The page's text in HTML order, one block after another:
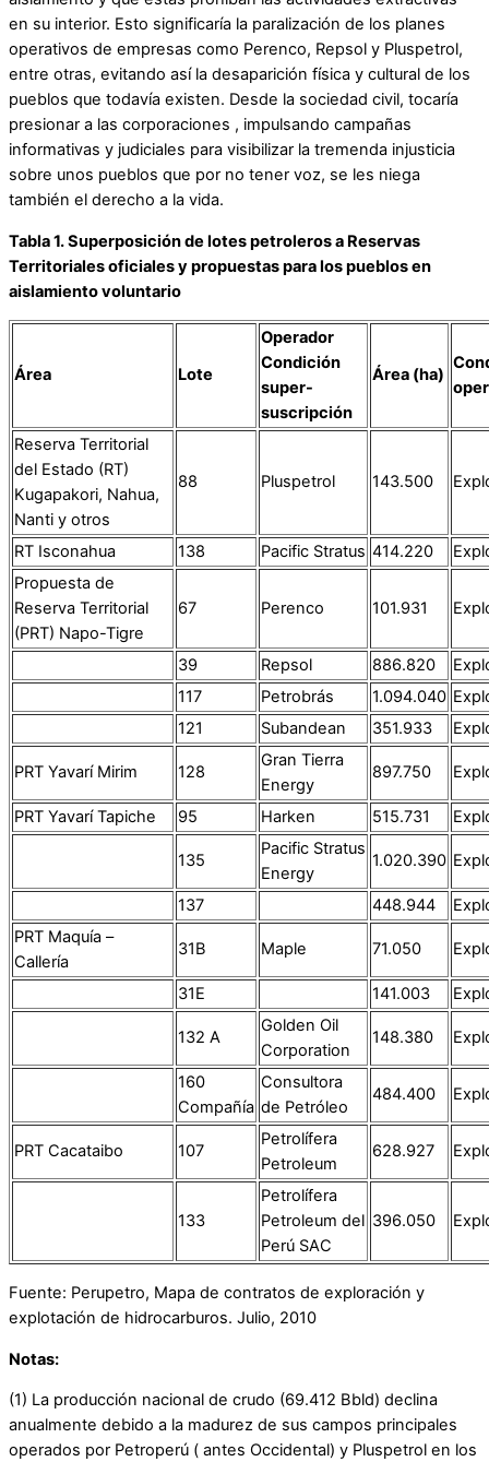
en su interior. Esto significaría la paralización de los planes
operativos de empresas como Perenco, Repsol y Pluspetrol,
entre otras, evitando así la desaparición física y cultural de los
pueblos que todavía existen. Desde la sociedad civil, tocaría
presionar a las corporaciones , impulsando campañas
informativas y judiciales para visibilizar la tremenda injusticia
sobre unos pueblos que por no tener voz, se les niega
también el derecho a la vida.
Tabla 1. Superposición de lotes petroleros a Reservas
Territoriales oficiales y propuestas para los pueblos en
aislamiento voluntario
Área Lote
Operador
Condición
super-
suscripción
Área (ha)
Reserva Territorial
del Estado (RT)
Kugapakori, Nahua,
Nanti y otros
88 Pluspetrol 143.500
RT Isconahua 138 Pacific Stratus 414.220
Propuesta de
Reserva Territorial
(PRT) Napo-Tigre
67 Perenco 101.931
39 Repsol 886.820
117
Petrobrás 1.094.040
121
Subandean 351.933
PRT Yavarí Mirim 128
Gran Tierra
Energy
897.750
PRT Yavarí Tapiche 95 Harken 515.731
135
Pacific Stratus
Energy
1.020.390
137 448.944
PRT Maquía –
Callería
31B Maple 71.050
31E 141.003
132 A
Golden Oil
Corporation
148.380
160
Compañía
Consultora
de Petróleo
484.400
PRT Cacataibo 107
Petrolífera
Petroleum
628.927
133
Petrolífera
Petroleum del
Perú SAC
396.050
Fuente: Perupetro, Mapa de contratos de exploración y
explotación de hidrocarburos. Julio, 2010
Notas:
(1) La producción nacional de crudo (69.412 Bbld) declina
anualmente debido a la madurez de sus campos principales
operados por Petroperú ( antes Occidental) y Pluspetrol en los